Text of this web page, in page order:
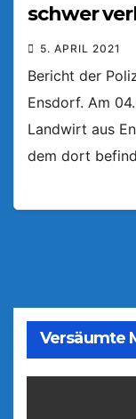
schwer
5. APRIL 2021
Bericht der
Ensdorf. Am
Landwirt aus
dem dort
Versäumte